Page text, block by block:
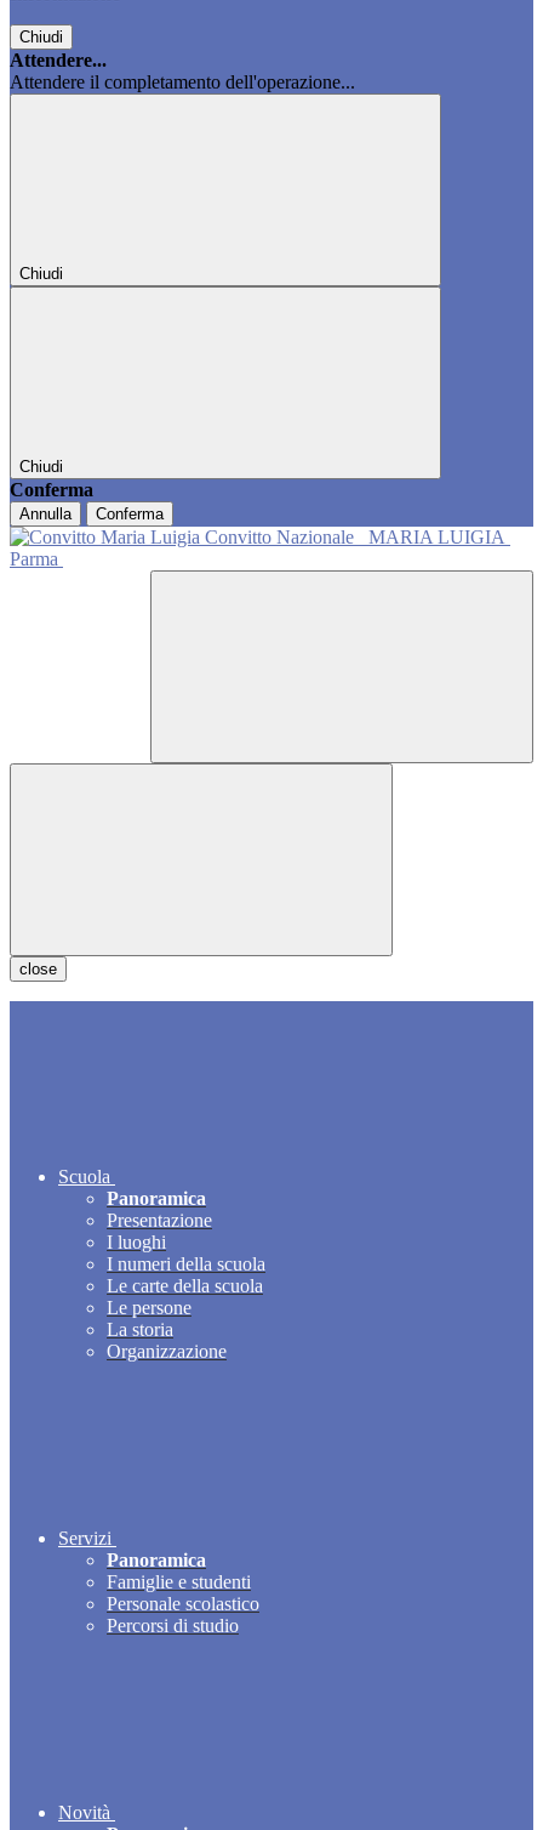
Chiudi
Attendere...
Attendere il completamento dell'operazione...
Chiudi
Chiudi
Conferma
Annulla Conferma
Convitto Nazionale
MARIA LUIGIA
Parma
close
Scuola
Panoramica
Presentazione
I luoghi
I numeri della scuola
Le carte della scuola
Le persone
La storia
Organizzazione
Servizi
Panoramica
Famiglie e studenti
Personale scolastico
Percorsi di studio
Novità